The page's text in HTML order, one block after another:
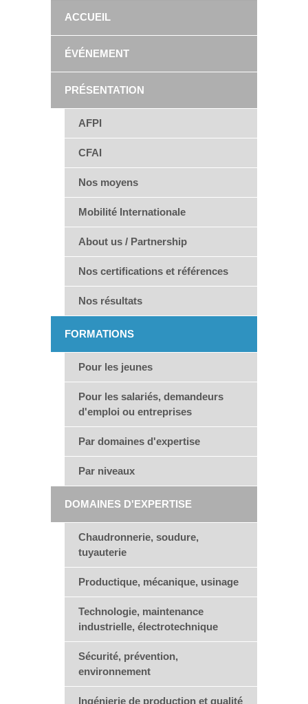
ACCUEIL
ÉVÉNEMENT
PRÉSENTATION
AFPI
CFAI
Nos moyens
Mobilité Internationale
About us / Partnership
Nos certifications et références
Nos résultats
FORMATIONS
Pour les jeunes
Pour les salariés, demandeurs
d'emploi ou entreprises
Par domaines d'expertise
Par niveaux
DOMAINES D'EXPERTISE
Chaudronnerie, soudure,
tuyauterie
Productique, mécanique, usinage
Technologie, maintenance
industrielle, électrotechnique
Sécurité, prévention,
environnement
Ingénierie de production et qualité